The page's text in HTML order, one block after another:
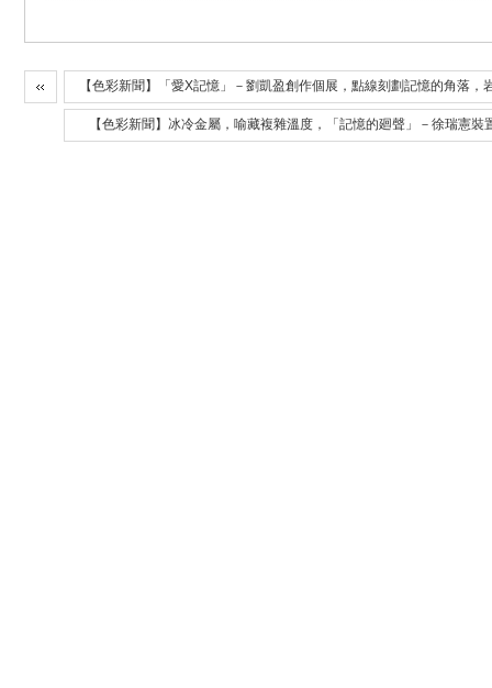
【色彩新聞】「愛X記憶」－劉凱盈創作個展，點線刻劃記憶的角落，
【色彩新聞】冰冷金屬，喻藏複雜溫度，「記憶的廻聲」－徐瑞憲